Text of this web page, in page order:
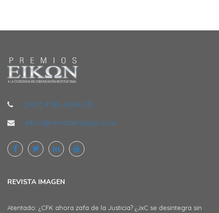
(5411) 4788-8004/05
eikon@revistaimagen.com
REVISTA IMAGEN
Atentado: ¿CFK ahora zafa de la Justicia? ¿JxC se desintegra sin